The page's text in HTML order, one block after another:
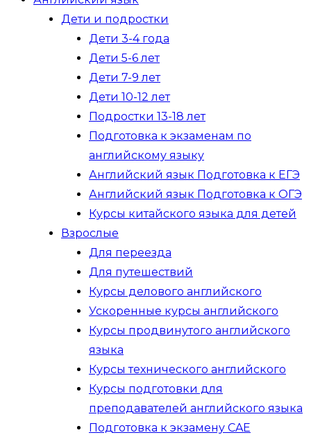
Дети и подростки
Дети 3-4 года
Дети 5-6 лет
Дети 7-9 лет
Дети 10-12 лет
Подростки 13-18 лет
Подготовка к экзаменам по
английскому языку
Английский язык Подготовка к ЕГЭ
Английский язык Подготовка к ОГЭ
Курсы китайского языка для детей
Взрослые
Для переезда
Для путешествий
Курсы делового английского
Ускоренные курсы английского
Курсы продвинутого английского
языка
Курсы технического английского
Курсы подготовки для
преподавателей английского языка
Подготовка к экзамену CAE